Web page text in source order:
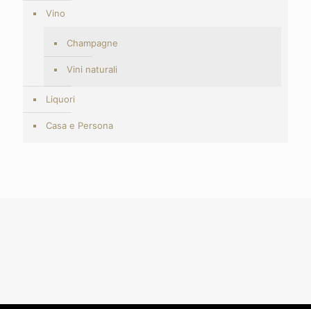
Vino
Champagne
Vini naturali
Liquori
Casa e Persona